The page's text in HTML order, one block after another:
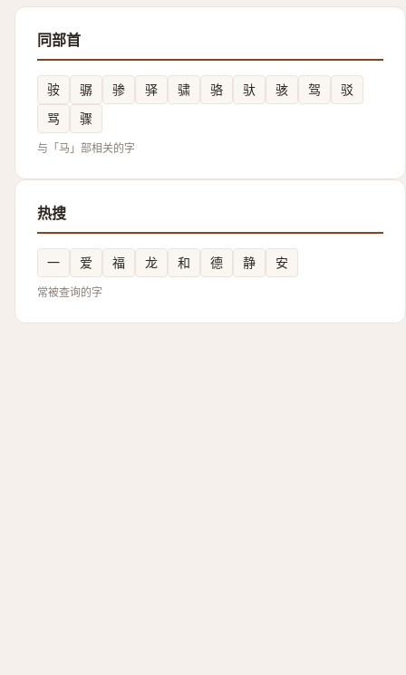
同部首
䯃 骣 骖 驿 骕 骆 驮 骇 驾
驳
骂
骤
与「马」部相关的字
热搜
一 爱 福 龙 和 德 静 安
常被查询的字